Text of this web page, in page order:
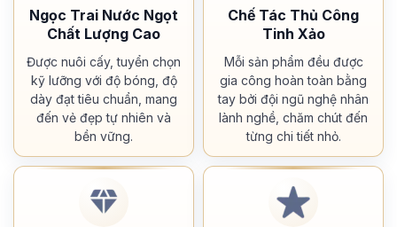
Ngọc Trai Nước Ngọt
Chất Lượng Cao
Được nuôi cấy, tuyển chọn
kỹ lưỡng với độ bóng, độ
dày đạt tiêu chuẩn, mang
đến vẻ đẹp tự nhiên và
bền vững.
Chế Tác Thủ Công
Tinh Xảo
Mỗi sản phẩm đều được
gia công hoàn toàn bằng
tay bởi đội ngũ nghệ nhân
lành nghề, chăm chút đến
từng chi tiết nhỏ.